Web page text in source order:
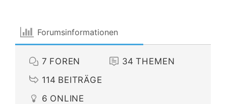
Forumsinformationen
7 FOREN 34 THEMEN
114 BEITRÄGE
6 ONLINE